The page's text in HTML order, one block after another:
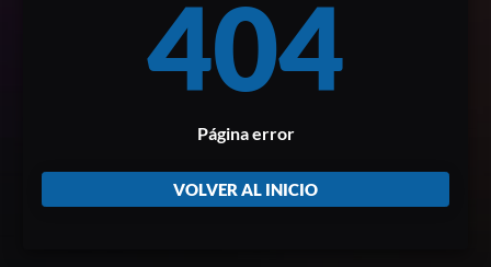
404
Página error
VOLVER AL INICIO